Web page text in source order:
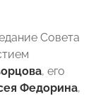
Совета
, его
Федорина,